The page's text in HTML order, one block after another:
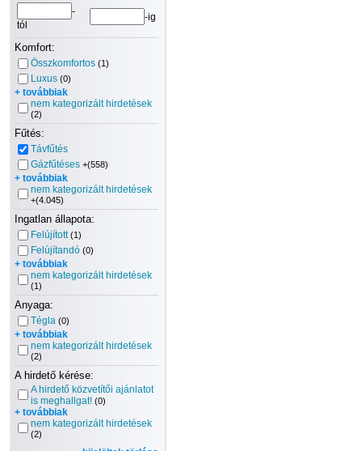
-
tól
-ig
Komfort:
Összkomfortos (1)
Luxus (0)
+ továbbiak
nem kategorizált hirdetések
(2)
Fűtés:
Távfűtés
Gázfűtéses +(558)
+ továbbiak
nem kategorizált hirdetések
+(4.045)
Ingatlan állapota:
Felújított (1)
Felújítandó (0)
+ továbbiak
nem kategorizált hirdetések
(1)
Anyaga:
Tégla (0)
+ továbbiak
nem kategorizált hirdetések
(2)
A hirdető kérése:
A hirdető közvetítői ajánlatot
is meghallgat! (0)
+ továbbiak
nem kategorizált hirdetések
(2)